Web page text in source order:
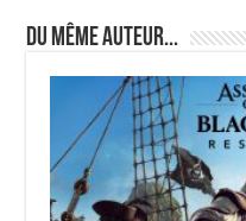
Du même auteur...